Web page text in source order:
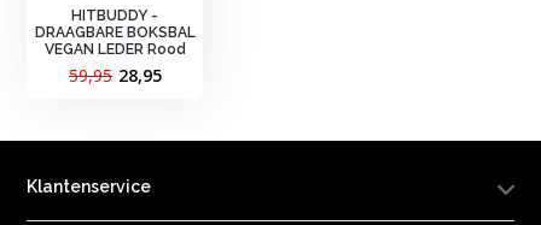
HITBUDDY -
DRAAGBARE BOKSBAL
VEGAN LEDER Rood
59,95 28,95
Klantenservice